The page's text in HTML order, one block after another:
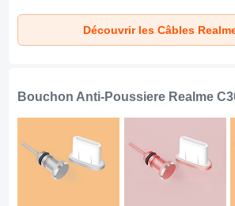
Type-C 100W H01
pour Realme C30s
Noir
Découvrir les Câbles
Bouchon Anti-Poussiere Realme